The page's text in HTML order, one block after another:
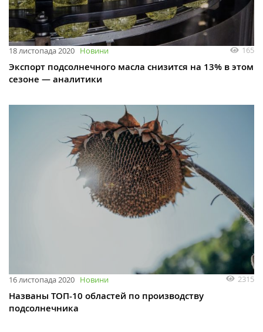
18 листопада 2020 Новини 165
Экспорт подсолнечного масла снизится на 13% в этом
сезоне — аналитики
16 листопада 2020 Новини 2315
Названы ТОП-10 областей по производству
подсолнечника